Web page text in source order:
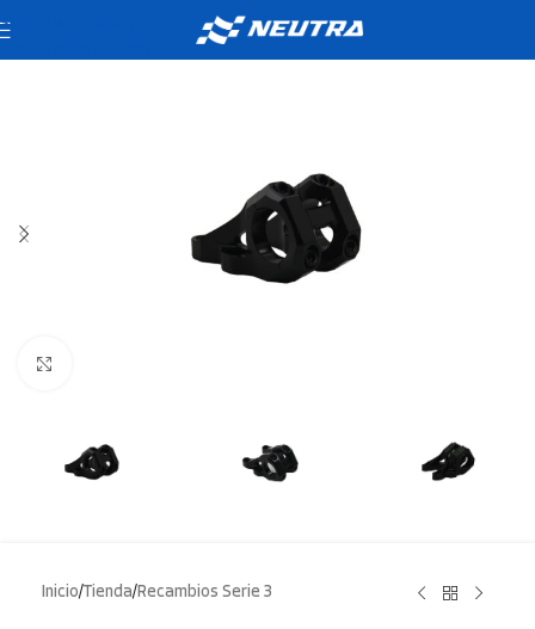
Skip to navigation
Inicio/Tienda/Recambios Serie 3